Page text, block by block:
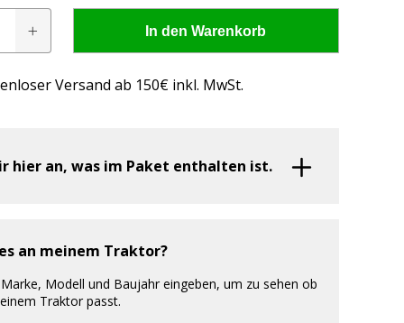
- wissen, was passt!
was passt
In den Warenkorb
Versand ab 150€ inkl. MwSt.
hier an, was im Paket enthalten ist.
an meinem Traktor?
Modell und Baujahr eingeben, um zu sehen ob
Traktor passt.